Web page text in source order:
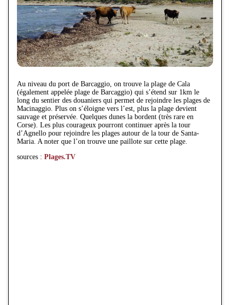
Au niveau du port de Barcaggio, on trouve la plage de Cala
(également appelée plage de Barcaggio) qui s’étend sur 1km le
long du sentier des douaniers qui permet de rejoindre les plages de
Macinaggio. Plus on s’éloigne vers l’est, plus la plage devient
sauvage et préservée. Quelques dunes la bordent (très rare en
Corse). Les plus courageux pourront continuer après la tour
d’Agnello pour rejoindre les plages autour de la tour de Santa-
Maria. A noter que l’on trouve une paillote sur cette plage.
sources : Plages.TV